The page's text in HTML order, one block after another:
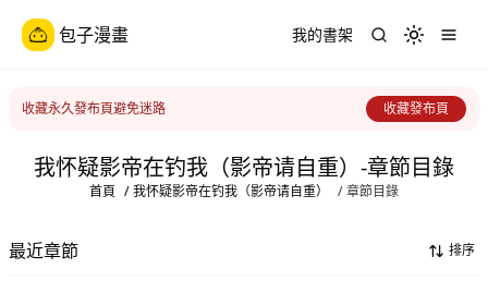
包子漫畫 我的書架 Toggle
收藏永久發布頁避免迷路 收藏發布頁
我怀疑影帝在钓我（影帝请自重）-章節目錄
首頁 / 我怀疑影帝在钓我（影帝请自重） / 章節目錄
最近章節 排序